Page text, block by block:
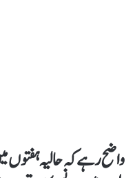
واضح رہےکہ حالیہ